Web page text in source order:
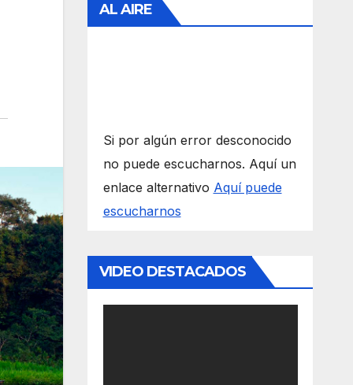
AL AIRE
Si por algún error desconocido
no puede escucharnos. Aquí un
enlace alternativo Aquí puede
escucharnos
VIDEO DESTACADOS